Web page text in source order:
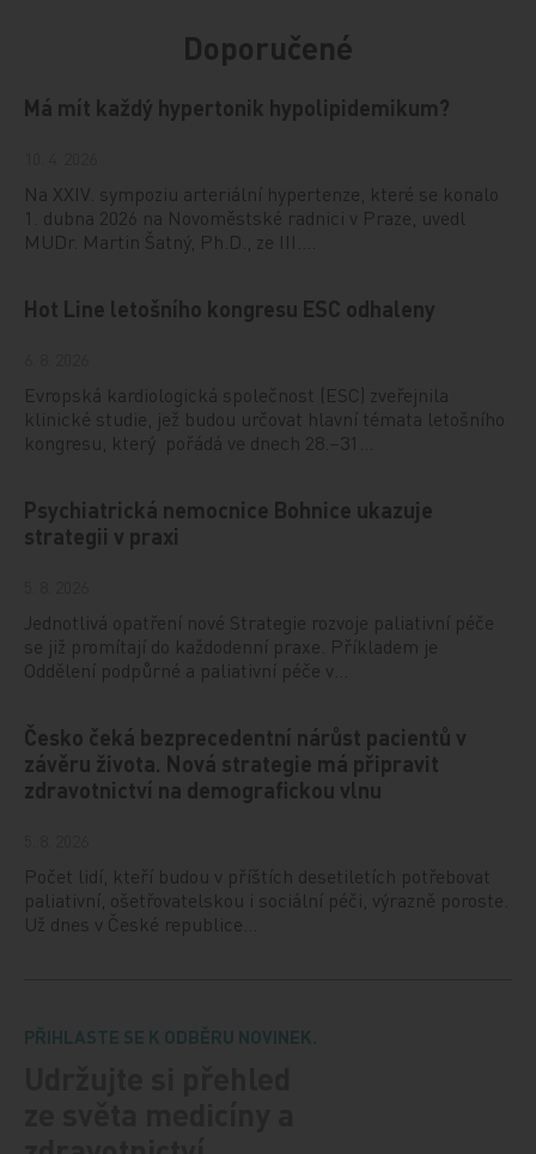
Doporučené
Má mít každý hypertonik hypolipidemikum?
Na XXIV. sympoziu arteriální hypertenze, které se konalo
1. dubna 2026 na Novoměstské radnici v Praze, uvedl
MUDr. Martin Šatný, Ph.D., ze III.…
Hot Line letošního kongresu ESC odhaleny
Evropská kardiologická společnost (ESC) zveřejnila
klinické studie, jež budou určovat hlavní témata letošního
kongresu, který pořádá ve dnech 28.–31…
Psychiatrická nemocnice Bohnice ukazuje
strategii v praxi
Jednotlivá opatření nové Strategie rozvoje paliativní péče
se již promítají do každodenní praxe. Příkladem je
Oddělení podpůrné a paliativní péče v…
Česko čeká bezprecedentní nárůst pacientů v
závěru života. Nová strategie má připravit
zdravotnictví na demografickou vlnu
Počet lidí, kteří budou v příštích desetiletích potřebovat
paliativní, ošetřovatelskou i sociální péči, výrazně poroste.
Už dnes v České republice…
PŘIHLASTE SE K ODBĚRU NOVINEK.